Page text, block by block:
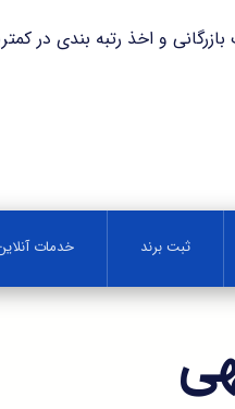
اخذ رتبه بندی در کمترین زمان با
ثبت برند خدمات